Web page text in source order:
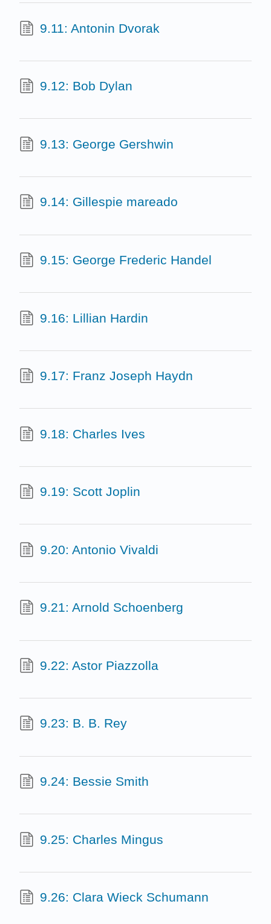
9.11: Antonin Dvorak
9.12: Bob Dylan
9.13: George Gershwin
9.14: Gillespie mareado
9.15: George Frederic Handel
9.16: Lillian Hardin
9.17: Franz Joseph Haydn
9.18: Charles Ives
9.19: Scott Joplin
9.20: Antonio Vivaldi
9.21: Arnold Schoenberg
9.22: Astor Piazzolla
9.23: B. B. Rey
9.24: Bessie Smith
9.25: Charles Mingus
9.26: Clara Wieck Schumann